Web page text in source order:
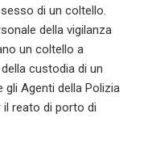
di un coltello.
della vigilanza
un coltello a
custodia di un
Agenti della Polizia
il reato di porto di